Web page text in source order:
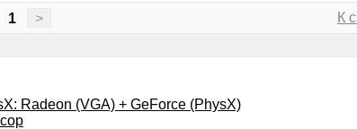
1 >
К
Radeon (VGA) + GeForce (PhysX)